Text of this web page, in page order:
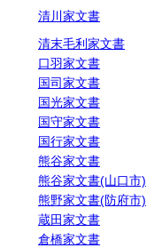
清川家文書
清末毛利家文書
口羽家文書
国司家文書
国光家文書
国守家文書
国行家文書
熊谷家文書
熊谷家文書(山口市)
熊野家文書(防府市)
蔵田家文書
倉橋家文書